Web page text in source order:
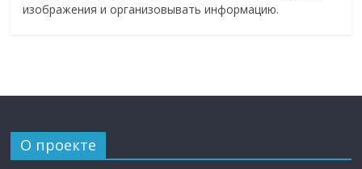
изображения и организовывать информацию.
О проекте